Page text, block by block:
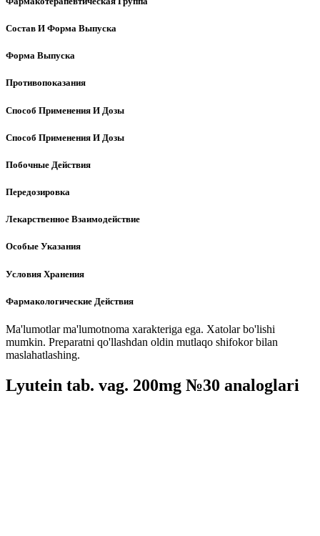
Состав И Форма Выпуска
Форма Выпуска
Противопоказания
Способ Применения И Дозы
Способ Применения И Дозы
Побочные Действия
Передозировка
Лекарственное Взаимодействие
Особые Указания
Условия Хранения
Фармакологические Действия
Ma'lumotlar ma'lumotnoma xarakteriga ega. Xatolar bo'lishi
mumkin. Preparatni qo'llashdan oldin mutlaqo shifokor bilan
maslahatlashing.
Lyutein tab. vag. 200mg №30 analoglari